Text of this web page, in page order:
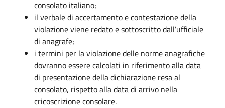
consolato italiano;
il verbale di accertamento e contestazione della
violazione viene redato e sottoscritto dall’ufficiale
di anagrafe;
i termini per la violazione delle norme anagrafiche
dovranno essere calcolati in riferimento alla data
di presentazione della dichiarazione resa al
consolato, rispetto alla data di arrivo nella
cricoscrizione consolare.